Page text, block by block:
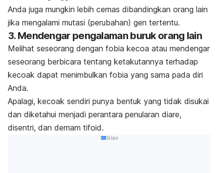
Anda juga mungkin lebih cemas dibandingkan orang lain
jika mengalami mutasi (perubahan) gen tertentu.
3. Mendengar pengalaman buruk orang lain
Melihat seseorang dengan fobia kecoa atau mendengar
seseorang berbicara tentang ketakutannya terhadap
kecoak dapat menimbulkan fobia yang sama pada diri
Anda.
Apalagi, kecoak sendiri punya bentuk yang tidak disukai
dan diketahui menjadi perantara penularan diare,
disentri, dan demam tifoid.
Iklan